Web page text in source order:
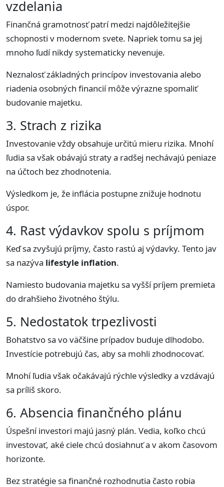
vzdelania
Finančná gramotnosť patrí medzi najdôležitejšie
schopnosti v modernom svete. Napriek tomu sa jej
mnoho ľudí nikdy systematicky nevenuje.
Neznalosť základných princípov investovania alebo
riadenia osobných financií môže výrazne spomaliť
budovanie majetku.
3. Strach z rizika
Investovanie vždy obsahuje určitú mieru rizika. Mnohí
ľudia sa však obávajú straty a radšej nechávajú peniaze
na účtoch bez zhodnotenia.
Výsledkom je, že inflácia postupne znižuje hodnotu
úspor.
4. Rast výdavkov spolu s príjmom
Keď sa zvyšujú príjmy, často rastú aj výdavky. Tento jav
sa nazýva lifestyle inflation.
Namiesto budovania majetku sa vyšší príjem premieta
do drahšieho životného štýlu.
5. Nedostatok trpezlivosti
Bohatstvo sa vo väčšine prípadov buduje dlhodobo.
Investície potrebujú čas, aby sa mohli zhodnocovať.
Mnohí ľudia však očakávajú rýchle výsledky a vzdávajú
sa príliš skoro.
6. Absencia finančného plánu
Úspešní investori majú jasný plán. Vedia, koľko chcú
investovať, aké ciele chcú dosiahnuť a v akom časovom
horizonte.
Bez stratégie sa finančné rozhodnutia často robia